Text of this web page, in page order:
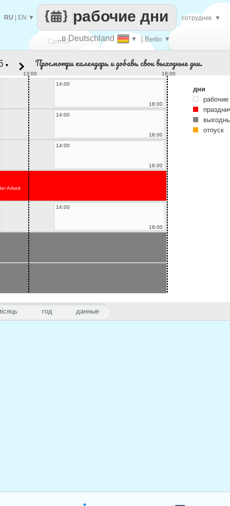
Сделай
..в Deutschland ▼ | Berlin ▼
рабочие дни
RU EN ▼ сотрудник ▼
год данные
▼ Просмотри календарь и добавь свои выходные дни.
13:00
18:00
14:00
18:00
14:00
18:00
14:00
18:00
Arbeit
14:00
18:00
дни
отпуск